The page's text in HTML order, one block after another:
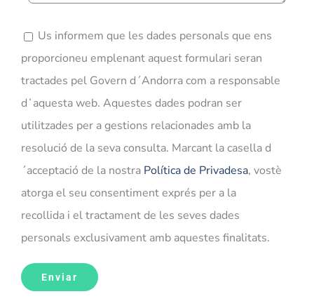
Us informem que les dades personals que ens
proporcioneu emplenant aquest formulari seran
tractades pel Govern d´Andorra com a responsable
dʻaquesta web. Aquestes dades podran ser
utilitzades per a gestions relacionades amb la
resolució de la seva consulta. Marcant la casella d
´acceptació de la nostra Política de Privadesa, vostè
atorga el seu consentiment exprés per a la
recollida i el tractament de les seves dades
personals exclusivament amb aquestes finalitats.